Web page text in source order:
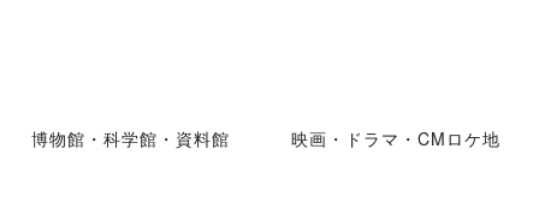
博物館・科学館・資料館 映画・ドラマ・CMロケ地